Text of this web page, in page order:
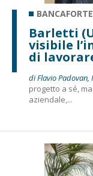
Barletti
visibile
di
di Flavio
progetto a sé,
aziendale,...